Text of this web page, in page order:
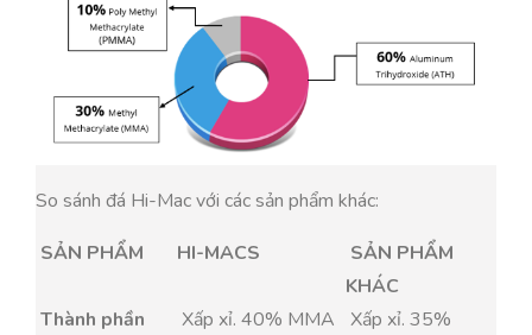
So sánh đá Hi-Mac với các sản phẩm khác:
SẢN PHẨM
HI-MACS
SẢN PHẨM
KHÁC
Thành phần
Xấp xỉ. 40% MMA
Xấp xỉ. 35%